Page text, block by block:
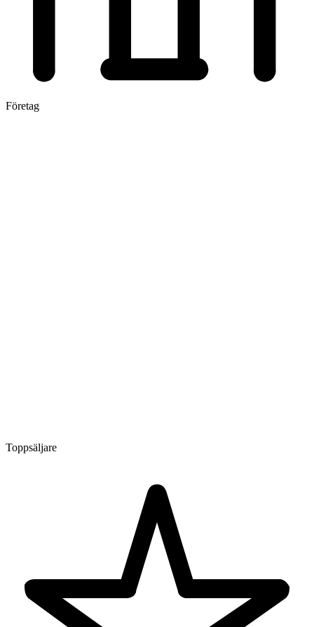
Företag
Toppsäljare